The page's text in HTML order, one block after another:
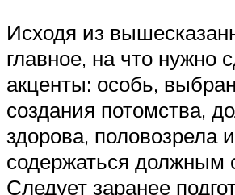
Исходя из
главное, на что нужно
акценты: особь,
создания потомства,
здорова, половозрела и
содержаться должным
Следует заранее